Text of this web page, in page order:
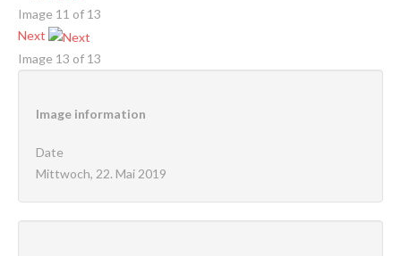
Image 11 of 13
Next
Image 13 of 13
Image information
Date
Mittwoch, 22. Mai 2019